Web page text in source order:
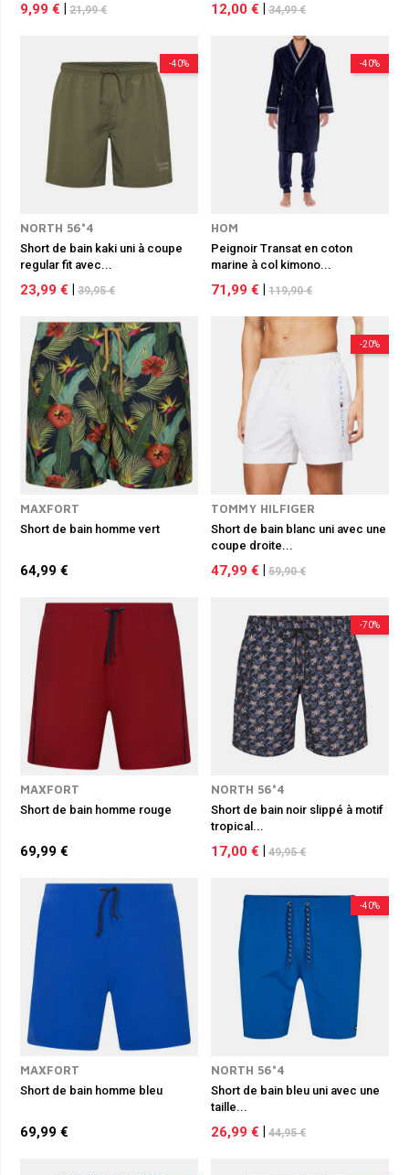
9,99 € 21,99 € 12,00 € 34,99 €
-40%
NORTH 56°4
Short de bain kaki uni à coupe
regular fit avec...
23,99 € 39,95 €
-40%
HOM
Peignoir Transat en coton
marine à col kimono...
71,99 € 119,90 €
MAXFORT
Short de bain homme vert
64,99 €
-20%
TOMMY HILFIGER
Short de bain blanc uni avec une
coupe droite...
47,99 € 59,90 €
MAXFORT
Short de bain homme rouge
69,99 €
-70%
NORTH 56°4
Short de bain noir slippé à motif
tropical...
17,00 € 49,95 €
MAXFORT
Short de bain homme bleu
69,99 €
-40%
NORTH 56°4
Short de bain bleu uni avec une
taille...
26,99 € 44,95 €